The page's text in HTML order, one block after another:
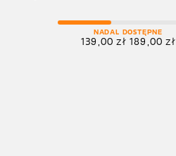
NADAL DOSTĘPNE
139,00zł 189,00zł